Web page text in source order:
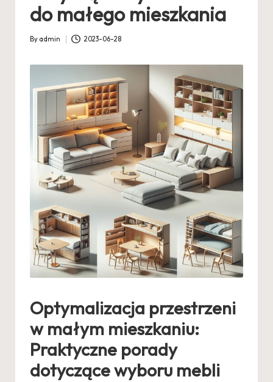
do małego mieszkania
Posted
By admin 2023-06-28
Optymalizacja przestrzeni
w małym mieszkaniu:
Praktyczne porady
dotyczące wyboru mebli